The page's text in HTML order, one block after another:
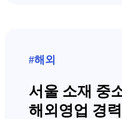
#해외
서울 소재 중
해외영업 경